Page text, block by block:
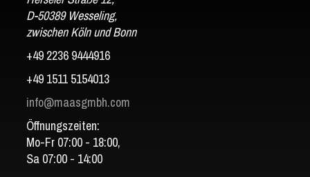
D-50389 Wesseling,
zwischen Köln und Bonn
+49 2236 9444916
+49 1511 5154013
info@maasgmbh.com
Öffnungszeiten:
Mo-Fr 07:00 - 18:00,
Sa 07:00 - 14:00